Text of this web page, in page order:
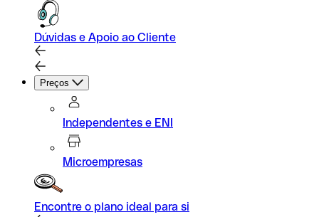
Dúvidas e Apoio ao Cliente
Preços
Independentes e ENI
Microempresas
Encontre o plano ideal para si